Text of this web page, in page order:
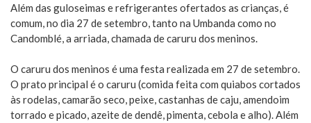
Além das guloseimas e refrigerantes ofertados as crianças, é
comum, no dia 27 de setembro, tanto na Umbanda como no
Candomblé, a arriada, chamada de caruru dos meninos.
O caruru dos meninos é uma festa realizada em 27 de setembro.
O prato principal é o caruru (comida feita com quiabos cortados
às rodelas, camarão seco, peixe, castanhas de caju, amendoim
torrado e picado, azeite de dendê, pimenta, cebola e alho). Além